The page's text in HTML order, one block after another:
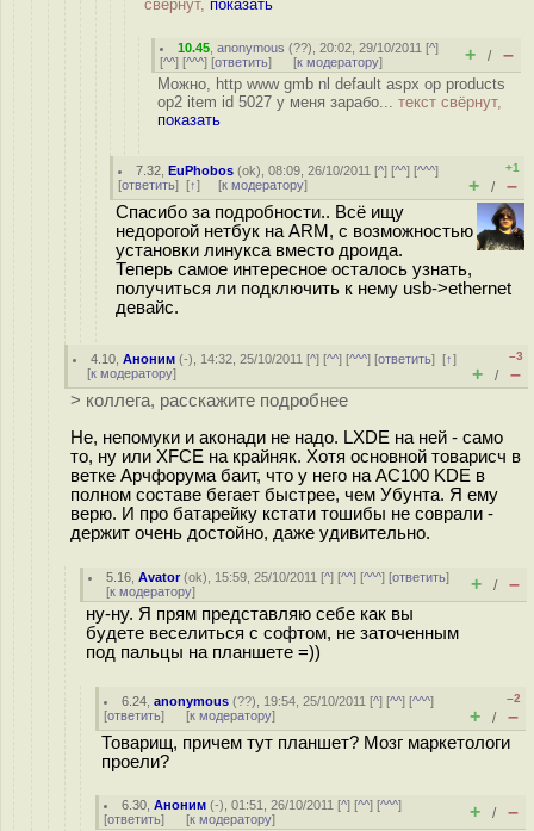
свёрнут, показать
10.45 ,anonymous (??), 20:02, 29/10/2011 [^]
[^^] [^^^] [ответить] [к модератору] + / –
Можно, http www gmb nl default aspx op products
op2 item id 5027 у меня зарабо... текст свёрнут,
показать
7.32 ,EuPhobos (ok), 08:09, 26/10/2011 [^] [^^] [^^^]
[ответить] [↑] [к модератору]
+1
+ / –
Спасибо за подробности.. Всё ищу
недорогой нетбук на ARM, с возможностью
установки линукса вместо дроида.
Теперь самое интересное осталось узнать,
получиться ли подключить к нему usb->ethernet
девайс.
4.10 ,Аноним (-), 14:32, 25/10/2011 [^] [^^] [^^^] [ответить][↑]
[к модератору]
–3
+ / –
> коллега, расскажите подробнее
Не, непомуки и аконади не надо. LXDE на ней - само
то, ну или XFCE на крайняк. Хотя основной товарисч в
ветке Арчфорума баит, что у него на AC100 KDE в
полном составе бегает быстрее, чем Убунта. Я ему
верю. И про батарейку кстати тошибы не соврали -
держит очень достойно, даже удивительно.
5.16 ,Avator(ok), 15:59, 25/10/2011 [^] [^^] [^^^] [ответить]
[к модератору] + / –
ну-ну. Я прям представляю себе как вы
будете веселиться с софтом, не заточенным
под пальцы на планшете =))
6.24 ,anonymous (??), 19:54, 25/10/2011 [^] [^^] [^^^]
[ответить] [к модератору]
–2
+ / –
Товарищ, причем тут планшет? Мозг маркетологи
проели?
6.30 ,Аноним (-), 01:51, 26/10/2011 [^] [^^] [^^^]
[ответить] [к модератору] + / –